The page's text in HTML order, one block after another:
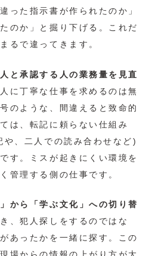
った指示書が作られたのか」
のか」と掘り下げる。これだ
るで違ってきます。
と承認する人の業務量を見直
に丁寧な仕事を求めるのは無
のような、間違えると致命的
は、転記に頼らない仕組み
、二人での読み合わせなど)
す。ミスが起きにくい環境を
管理する側の仕事です。
」から「学ぶ文化」への切り替
、犯人探しをするのではな
あったかを一緒に探す。この